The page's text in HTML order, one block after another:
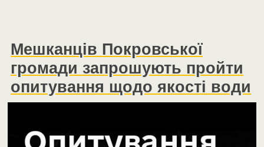
Мешканців Покровської
громади запрошують пройти
опитування щодо якості води